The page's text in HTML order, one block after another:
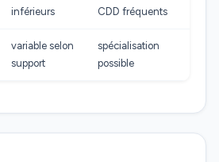
inférieurs
CDD fréquents
variable selon
support
spécialisation
possible